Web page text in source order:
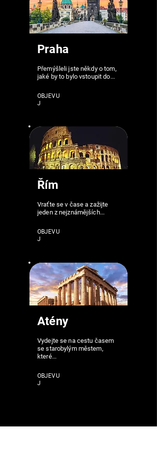
Praha
Přemýšleli jste někdy o tom,
jaké by to bylo vstoupit do...
OBJEVU
J
Řím
Vraťte se v čase a zažijte
jeden z nejznámějších...
OBJEVU
J
Atény
Vydejte se na cestu časem
se starobylým městem,
které...
OBJEVU
J